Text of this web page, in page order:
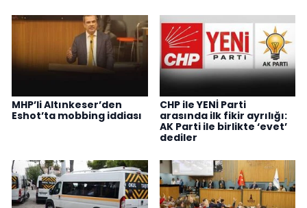
MHP’li Altınkeser’den
Eshot’ta mobbing iddiası
CHP ile YENİ Parti
arasında ilk fikir ayrılığı:
AK Parti ile birlikte ‘evet’
dediler